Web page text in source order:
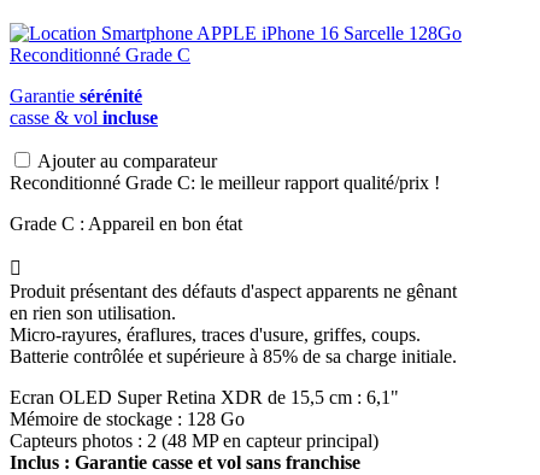
Garantie sérénité
casse & vol incluse
Ajouter au comparateur
Reconditionné Grade C: le meilleur rapport qualité/prix !
Grade C : Appareil en bon état

Produit présentant des défauts d'aspect apparents ne gênant
en rien son utilisation.
Micro-rayures, éraflures, traces d'usure, griffes, coups.
Batterie contrôlée et supérieure à 85% de sa charge initiale.
Ecran OLED Super Retina XDR de 15,5 cm : 6,1"
Mémoire de stockage : 128 Go
Capteurs photos : 2 (48 MP en capteur principal)
Inclus : Garantie casse et vol sans franchise